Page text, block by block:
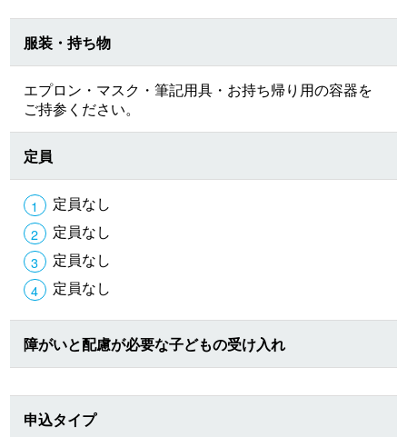
服装・持ち物
エプロン・マスク・筆記用具・お持ち帰り用の容器を
ご持参ください。
定員
定員なし
定員なし
定員なし
定員なし
障がいと配慮が必要な子どもの受け入れ
申込タイプ